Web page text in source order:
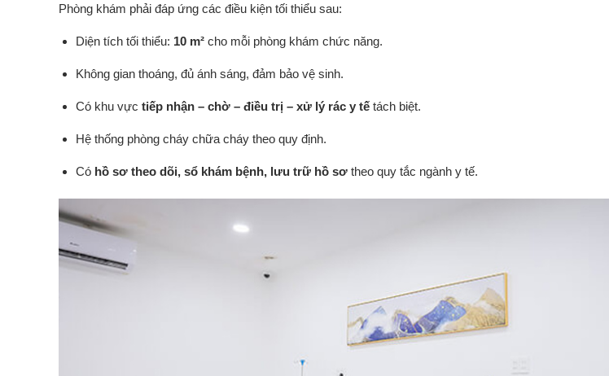
Phòng khám phải đáp ứng các điều kiện tối thiểu sau:
Diện tích tối thiểu: 10 m²cho mỗi phòng khám chức năng.
Không gian thoáng, đủ ánh sáng, đảm bảo vệ sinh.
Có khu vực tiếp nhận – chờ – điều trị – xử lý rác y tếtách biệt.
Hệ thống phòng cháy chữa cháy theo quy định.
Có hồ sơ theo dõi, sổ khám bệnh, lưu trữ hồ sơtheo quy tắc ngành y tế.